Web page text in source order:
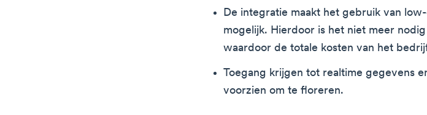
De integratie maakt het gebruik van
mogelijk. Hierdoor is het niet meer
waardoor de totale kosten van het
Toegang krijgen tot realtime gegevens
voorzien om te floreren.